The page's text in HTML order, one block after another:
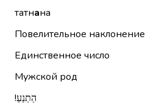
татнана
Повелительное наклонение
Единственное число
Мужской род
הַתְנֵעַ!‏